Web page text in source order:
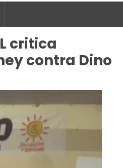
critica
contra Dino